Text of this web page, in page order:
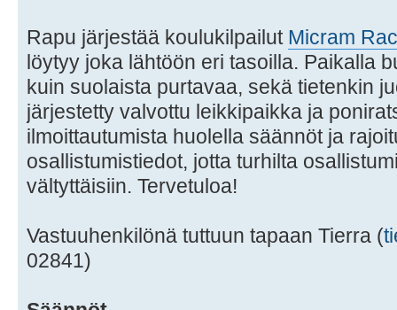
Rapu järjestää koulukilpailut Micram
löytyy joka lähtöön eri tasoilla. Paikalla
kuin suolaista purtavaa, sekä tietenkin
järjestetty valvottu leikkipaikka ja
ilmoittautumista huolella säännöt ja
osallistumistiedot, jotta turhilta
vältyttäisiin. Tervetuloa!
Vastuuhenkilönä tuttuun tapaan Tierra (
02841)